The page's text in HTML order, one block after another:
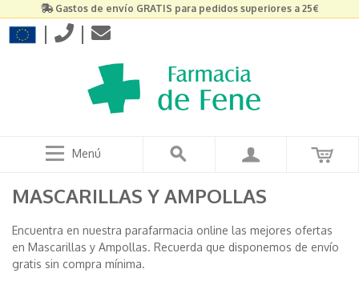
Gastos de envío GRATIS para pedidos superiores a 25€
| |
Menú
MASCARILLAS Y AMPOLLAS
Encuentra en nuestra parafarmacia online las mejores ofertas
en Mascarillas y Ampollas. Recuerda que disponemos de envío
gratis sin compra mínima.